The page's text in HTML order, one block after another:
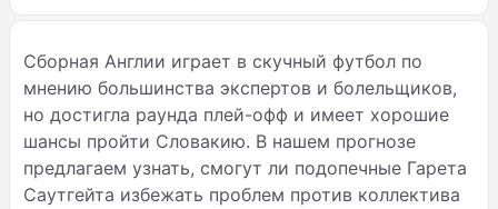
Сборная Англии играет в скучный футбол по
мнению большинства экспертов и болельщиков,
но достигла раунда плей-офф и имеет хорошие
шансы пройти Словакию. В нашем прогнозе
предлагаем узнать, смогут ли подопечные Гарета
Саутгейта избежать проблем против коллектива